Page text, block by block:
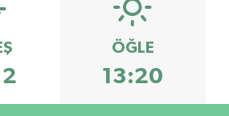
ÖĞLE
13:20